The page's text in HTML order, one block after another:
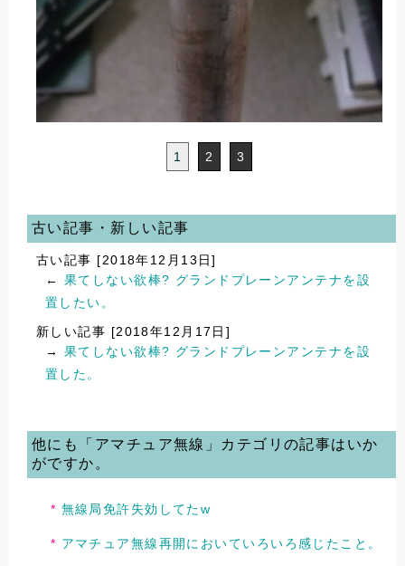
1 2 3
古い記事・新しい記事
古い記事 [2018年12月13日]
← 果てしない欲棒? グランドプレーンアンテナを設
置したい。
新しい記事 [2018年12月17日]
→ 果てしない欲棒? グランドプレーンアンテナを設
置した。
他にも「アマチュア無線」カテゴリの記事はいか
がですか。
無線局免許失効してたw
アマチュア無線再開においていろいろ感じたこと。